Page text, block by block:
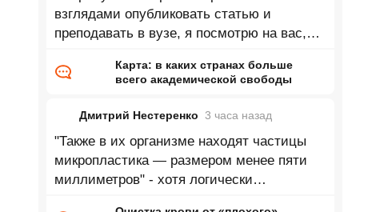
взглядами опубликовать статью и
преподавать в вузе, я посмотрю на вас,
и
Карта: в каких странах больше
всего академической свободы
Дмитрий Нестеренко 3 часа назад
"Также в их организме находят частицы
микропластика — размером менее пяти
миллиметров" - хотя логически